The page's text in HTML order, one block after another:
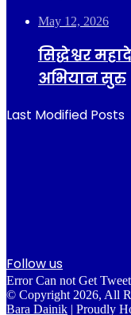
May 12, 2026
सिद्धेश्वर
अभियान सुरु
Last Modified Posts
Follow us
Error Can not Get
© Copyright 2026, All
Bara Dainik | Proudly